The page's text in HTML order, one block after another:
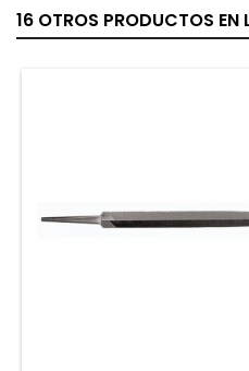
16 OTROS PRODUCTOS